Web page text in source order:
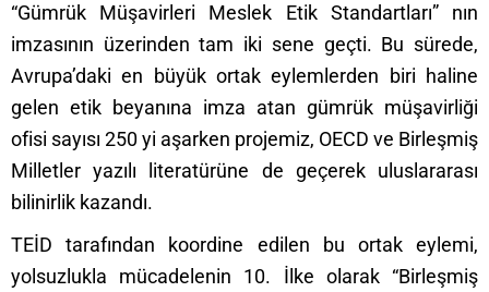
“Gümrük Müşavirleri Meslek Etik Standartları” nın
imzasının üzerinden tam iki sene geçti. Bu sürede,
Avrupa’daki en büyük ortak eylemlerden biri haline
gelen etik beyanına imza atan gümrük müşavirliği
ofisi sayısı 250 yi aşarken projemiz, OECD ve Birleşmiş
Milletler yazılı literatürüne de geçerek uluslararası
bilinirlik kazandı.
TEİD tarafından koordine edilen bu ortak eylemi,
yolsuzlukla mücadelenin 10. İlke olarak “Birleşmiş